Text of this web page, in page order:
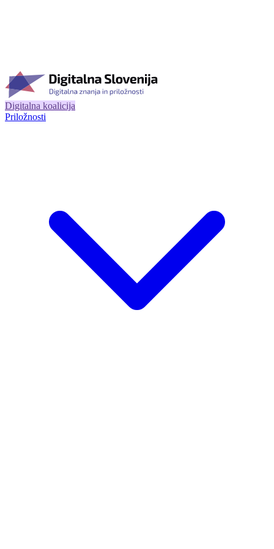
Digitalna koalicija
Priložnosti